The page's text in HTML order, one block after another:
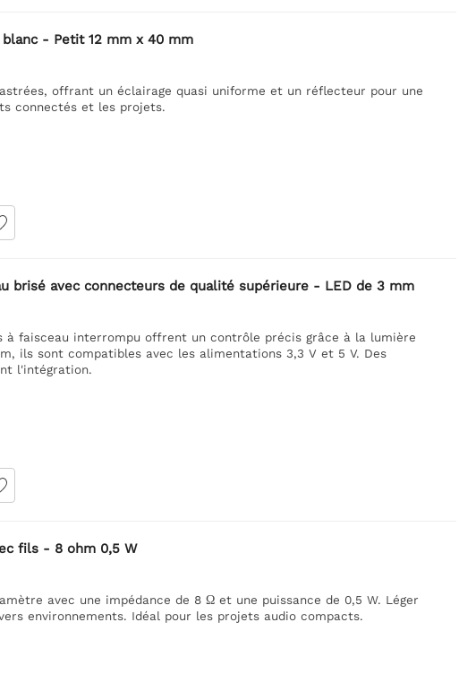
- Petit 12 mm x 40 mm
offrant un éclairage quasi uniforme et un réflecteur pour une
connectés et les projets.
brisé avec connecteurs de qualité supérieure - LED de 3 mm
à faisceau interrompu offrent un contrôle précis grâce à la lumière
ils sont compatibles avec les alimentations 3,3 V et 5 V. Des
l'intégration.
fils - 8 ohm 0,5 W
avec une impédance de 8 Ω et une puissance de 0,5 W. Léger
environnements. Idéal pour les projets audio compacts.